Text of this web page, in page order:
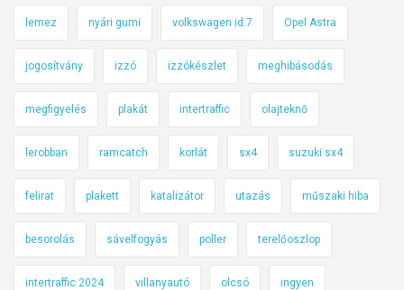
lemez nyári gumi volkswagen id.7 Opel Astra
jogosítvány izzó izzókészlet meghibásodás
megfigyelés plakát intertraffic olajteknő
lerobban ramcatch korlát sx4 suzuki sx4
felirat plakett katalizátor utazás műszaki hiba
besorolás sávelfogyás poller terelőoszlop
intertraffic 2024 villanyautó olcsó ingyen